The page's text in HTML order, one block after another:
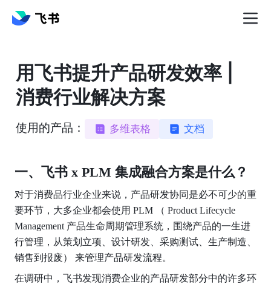
用飞书提升产品研发效率 |
消费行业解决方案
使用的产品： 多维表格 文档
一、飞书 x PLM 集成融合方案是什么？
对于消费品行业企业来说，产品研发协同是必不可少的重
要环节，大多企业都会使用 PLM （ Product Lifecycle
Management 产品生命周期管理系统，围绕产品的一生进
行管理，从策划立项、设计研发、采购测试、生产制造、
销售到报废） 来管理产品研发流程。
在调研中，飞书发现消费企业的产品研发部分中的许多环